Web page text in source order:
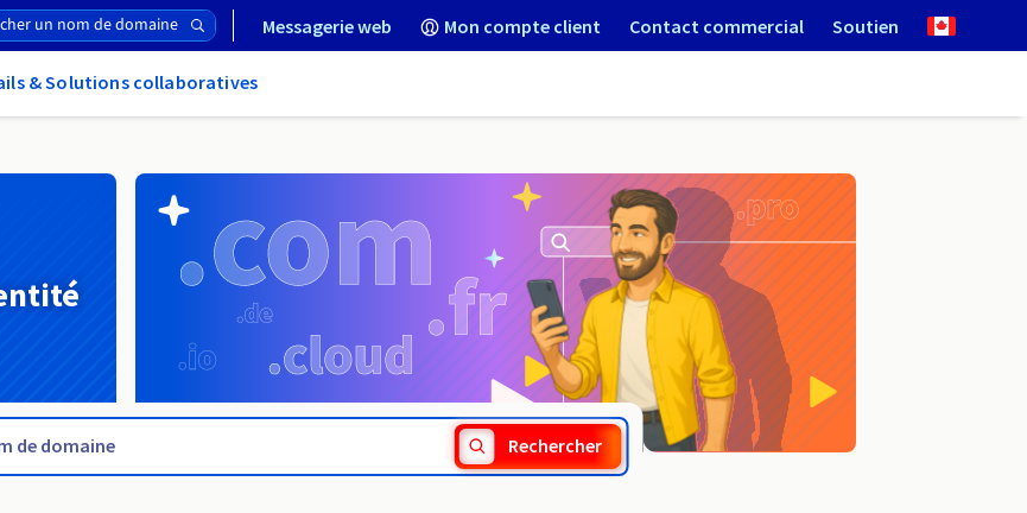
Messagerie web Mon compte client Contact commercial Soutien
& Solutions collaboratives
Rechercher